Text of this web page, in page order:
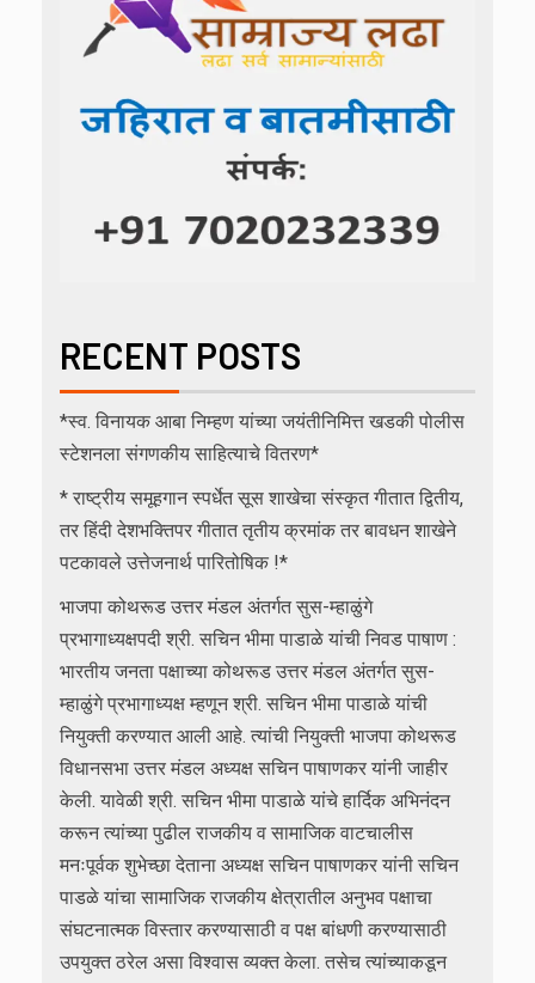
RECENT POSTS
*स्व. विनायक आबा निम्हण यांच्या जयंतीनिमित्त खडकी पोलीस
स्टेशनला संगणकीय साहित्याचे वितरण*
* राष्ट्रीय समूहगान स्पर्धेत सूस शाखेचा संस्कृत गीतात द्वितीय,
तर हिंदी देशभक्तिपर गीतात तृतीय क्रमांक तर बावधन शाखेने
पटकावले उत्तेजनार्थ पारितोषिक !*
भाजपा कोथरूड उत्तर मंडल अंतर्गत सुस-म्हाळुंगे
प्रभागाध्यक्षपदी श्री. सचिन भीमा पाडाळे यांची निवड पाषाण :
भारतीय जनता पक्षाच्या कोथरूड उत्तर मंडल अंतर्गत सुस-
म्हाळुंगे प्रभागाध्यक्ष म्हणून श्री. सचिन भीमा पाडाळे यांची
नियुक्ती करण्यात आली आहे. त्यांची नियुक्ती भाजपा कोथरूड
विधानसभा उत्तर मंडल अध्यक्ष सचिन पाषाणकर यांनी जाहीर
केली. यावेळी श्री. सचिन भीमा पाडाळे यांचे हार्दिक अभिनंदन
करून त्यांच्या पुढील राजकीय व सामाजिक वाटचालीस
मनःपूर्वक शुभेच्छा देताना अध्यक्ष सचिन पाषाणकर यांनी सचिन
पाडळे यांचा सामाजिक राजकीय क्षेत्रातील अनुभव पक्षाचा
संघटनात्मक विस्तार करण्यासाठी व पक्ष बांधणी करण्यासाठी
उपयुक्त ठरेल असा विश्वास व्यक्त केला. तसेच त्यांच्याकडून